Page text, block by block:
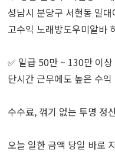
성남시 분당구 서현동 일대
고수익 노래방도우미알바
✅ 일급 50만 ~ 130만 이
단시간 근무에도 높은 수익
수수료, 꺾기 없는 투명 정
오늘 일한 금액 당일 바로